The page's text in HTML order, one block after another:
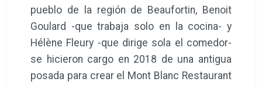
pueblo de la región de Beaufortin, Benoit
Goulard -que trabaja solo en la cocina- y
Hélène Fleury -que dirige sola el comedor-
se hicieron cargo en 2018 de una antigua
posada para crear el Mont Blanc Restaurant